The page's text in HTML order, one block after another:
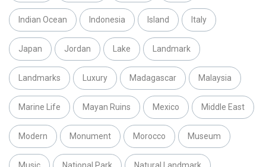
Indian Ocean Indonesia Island Italy
Japan Jordan Lake Landmark
Landmarks Luxury Madagascar Malaysia
Marine Life Mayan Ruins Mexico Middle East
Modern Monument Morocco Museum
Music National Park Natural Landmark